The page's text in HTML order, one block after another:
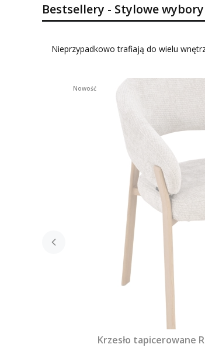
Bestsellery - Stylowe
Nieprzypadkowo trafiają do wielu
Nowość
Krzesło tapicerowane